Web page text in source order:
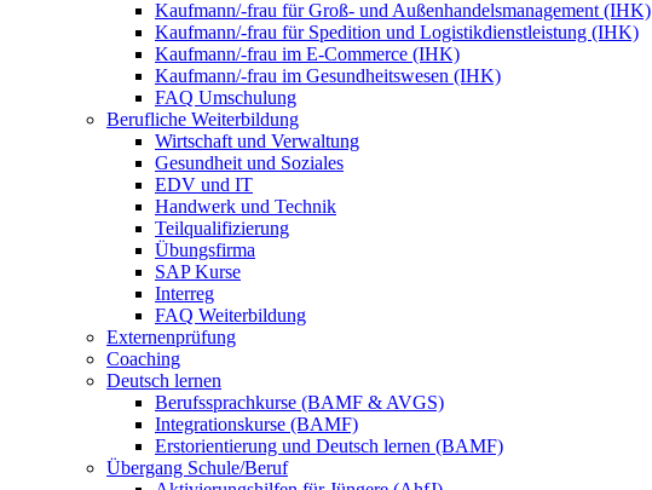
Kaufmann/-frau für Groß- und Außenhandelsmanagement (IHK)
Kaufmann/-frau für Spedition und Logistikdienstleistung (IHK)
Kaufmann/-frau im E-Commerce (IHK)
Kaufmann/-frau im Gesundheitswesen (IHK)
FAQ Umschulung
Berufliche Weiterbildung
Wirtschaft und Verwaltung
Gesundheit und Soziales
EDV und IT
Handwerk und Technik
Teilqualifizierung
Übungsfirma
SAP Kurse
Interreg
FAQ Weiterbildung
Externenprüfung
Coaching
Deutsch lernen
Berufssprachkurse (BAMF & AVGS)
Integrationskurse (BAMF)
Erstorientierung und Deutsch lernen (BAMF)
Übergang Schule/Beruf